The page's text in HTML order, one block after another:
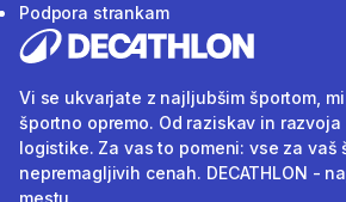
Podpora strankam
Vi se ukvarjate z najljubšim športom,
športno opremo. Od raziskav in
logistike. Za vas to pomeni: vse za vaš
nepremagljivih cenah. DECATHLON -
mestu.